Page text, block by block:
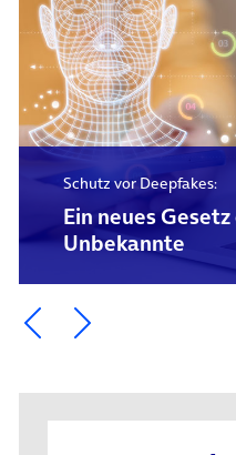
Schutz vor Deepfakes:
Ein neues
Unbekannte
Ein Element zurück
Ein Element